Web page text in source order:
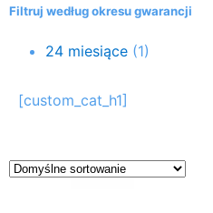
Filtruj według okresu gwarancji
24 miesiące (1)
[custom_cat_h1]